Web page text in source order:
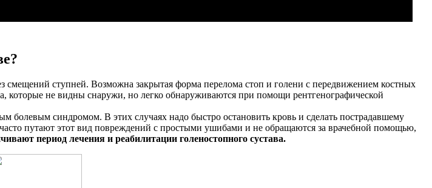
ступней. Возможна закрытая форма перелома стоп и голени с передвижением костных
которые не видны снаружи, но легко обнаруживаются при помощи рентгенографической
болевым синдромом. В этих случаях надо быстро остановить кровь и сделать пострадавшему
путают этот вид повреждений с простыми ушибами и не обращаются за врачебной помощью,
период лечения и реабилитации голеностопного сустава.